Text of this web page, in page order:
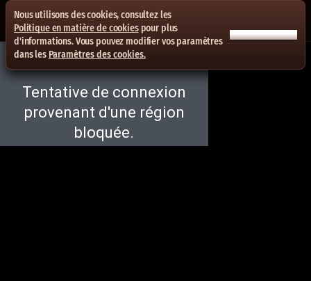
Nous utilisons des cookies, consultez les
Politique en matière de cookiespour plus
d'informations. Vous pouvez modifier vos paramètres
dans les Paramètres des cookies.
ACCEPTER TOUT